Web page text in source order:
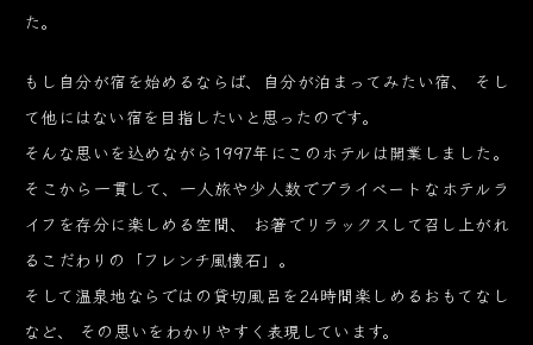
た。
もし自分が宿を始めるならば、自分が泊まってみたい宿、
そし
て他にはない宿を目指したいと思ったのです。
そんな思いを込めながら1997年にこのホテルは開業しました。
そこから一貫して、一人旅や少人数でプライベートなホテルラ
イフを存分に楽しめる空間、
お箸でリラックスして召し上がれ
るこだわりの「フレンチ風懐石」。
そして温泉地ならではの貸切風呂を24時間楽しめるおもてなし
など、
その思いをわかりやすく表現しています。